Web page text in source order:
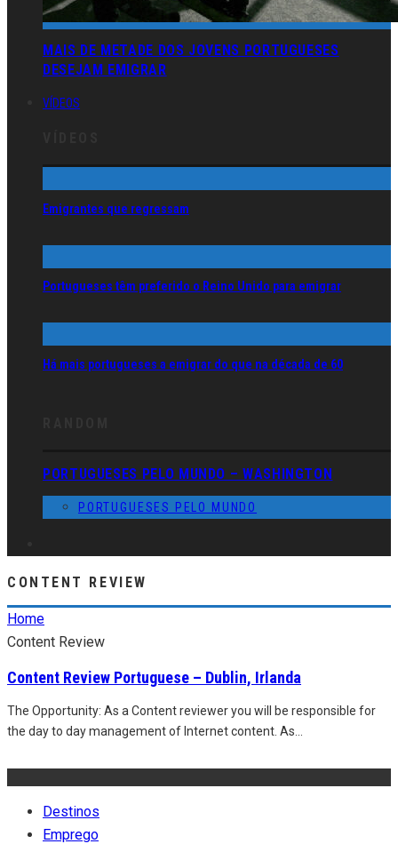
MAIS DE METADE DOS JOVENS PORTUGUESES
DESEJAM EMIGRAR
VÍDEOS
Emigrantes que regressam
Portugueses têm preferido o Reino Unido para emigrar
Há mais portugueses a emigrar do que na década de 60
PORTUGUESES PELO MUNDO – WASHINGTON
PORTUGUESES PELO MUNDO
CONTENT REVIEW
Home
Content Review
Content Review Portuguese – Dublin, Irlanda
The Opportunity: As a Content reviewer you will be responsible for
the day to day management of Internet content. As
Destinos
Emprego